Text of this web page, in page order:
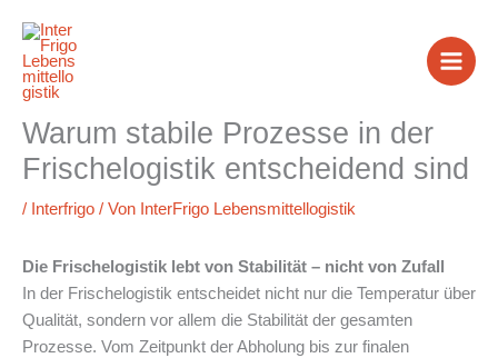
Inhalt
springen
Warum stabile Prozesse in der
Frischelogistik entscheidend sind
/ Interfrigo / Von InterFrigo Lebensmittellogistik
Die Frischelogistik lebt von Stabilität – nicht von Zufall
In der Frischelogistik entscheidet nicht nur die Temperatur über
Qualität, sondern vor allem die Stabilität der gesamten
Prozesse. Vom Zeitpunkt der Abholung bis zur finalen